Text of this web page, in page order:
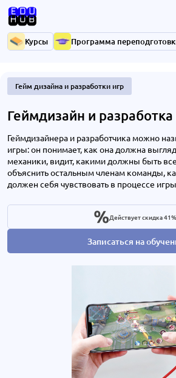
Курсы Программа
Гейм дизайна и разработки игр
Геймдизайн и разработка
Геймдизайнера и разработчика можно
игры: он понимает, как она должна
механики, видит, какими должны быть
объяснить остальным членам команды,
должен себя чувствовать в процессе
Записаться на
Действует скидка 41%